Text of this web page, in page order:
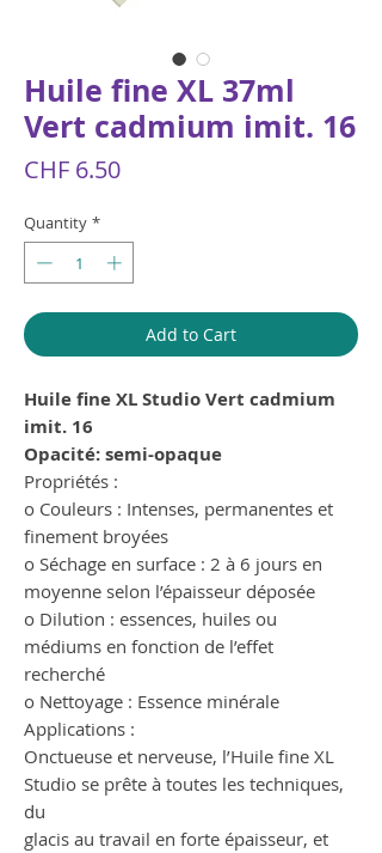
Huile fine XL 37ml
Vert cadmium imit. 16
CHF 6.50Price
Quantity *
Add to Cart
Huile fine XL Studio Vert cadmium
imit. 16
Opacité: semi-opaque
Propriétés :
o Couleurs : Intenses, permanentes et
finement broyées
o Séchage en surface : 2 à 6 jours en
moyenne selon l’épaisseur déposée
o Dilution : essences, huiles ou
médiums en fonction de l’effet
recherché
o Nettoyage : Essence minérale
Applications :
Onctueuse et nerveuse, l’Huile fine XL
Studio se prête à toutes les techniques,
du
glacis au travail en forte épaisseur, et